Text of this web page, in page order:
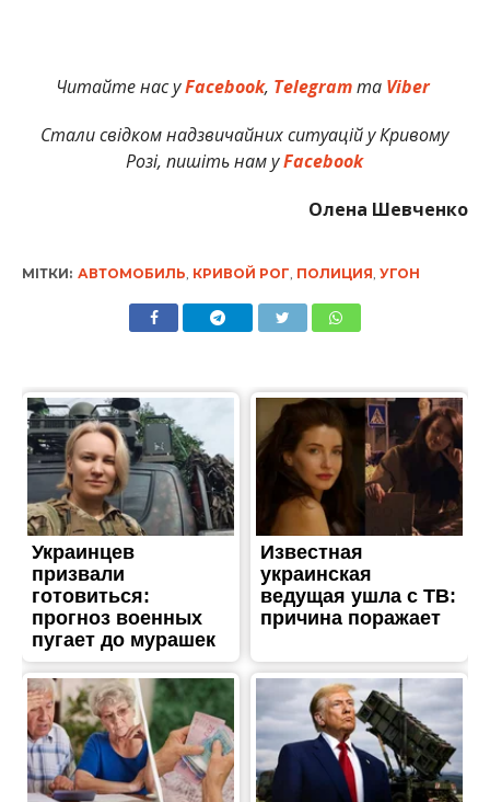
Читайте нас уFacebook, Telegramта Viber
Стали свідком надзвичайних ситуацій у Кривому
Розі, пишіть нам уFacebook
Олена Шевченко
МІТКИ: АВТОМОБИЛЬ КРИВОЙ РОГ ПОЛИЦИЯ УГОН